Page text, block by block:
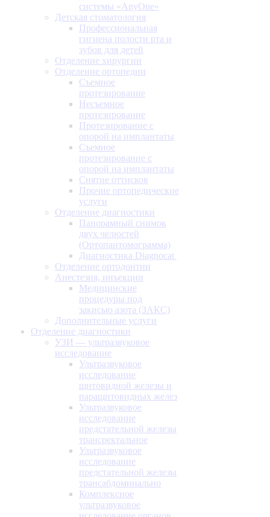
системы «AnyOne»
Детская стоматология
Профессиональная
гигиена полости рта и
зубов для детей
Отделение хирургии
Отделение ортопедии
Съемное
протезирование
Несъемное
протезирование
Протезирование с
опорой на имплантаты
Съемное
протезирование с
опорой на имплантаты
Снятие оттисков
Прочие ортопедические
услуги
Отделение диагностики
Панорамный снимок
двух челюстей
(Ортопантомограмма)
Диагностика Diagnocat
Отделение ортодонтии
Анестезия, инъекции
Медицинские
процедуры под
закисью азота (ЗАКС)
Дополнительные услуги
Отделение диагностики
УЗИ — ультразвуковое
исследование
Ультразвуковое
исследование
щитовидной железы и
паращитовидных желез
Ультразвуковое
исследование
предстательной железы
трансректальное
Ультразвуковое
исследование
предстательной железы
трансабдоминально
Комплексное
ультразвуковое